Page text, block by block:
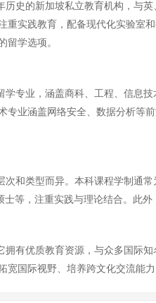
历史的新加坡私立教育机构，与
重实践教育，配备现代化实验室
留学选项。
学专业，涵盖商科、工程、信息
专业涵盖网络安全、数据分析等
次和类型而异。本科课程学制通
等，注重实践与理论结合。此
拥有优质教育资源，与众多国际
宽国际视野、培养跨文化交流能